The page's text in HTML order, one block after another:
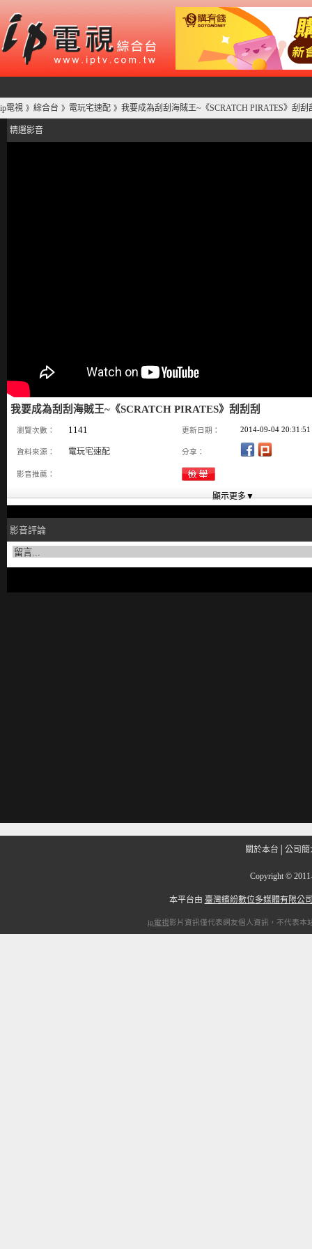
ip電視 》 綜合台 》 電玩宅速配 》 我要成為刮刮海賊王~《SCRATCH PIRATES》刮刮
精選影音
我要成為刮刮海賊王~《SCRATCH PIRATES》刮刮刮
瀏覽次數： 1141 更新日期： 2014-09-04 20:31:51
資料來源： 電玩宅速配 分享：
影音推薦：
影音評論
關於本台 公司簡
Copyright ©
本平台由 臺灣繽紛數位多媒體有限公
ip電視影片資訊僅代表網友個人資訊，不代表本